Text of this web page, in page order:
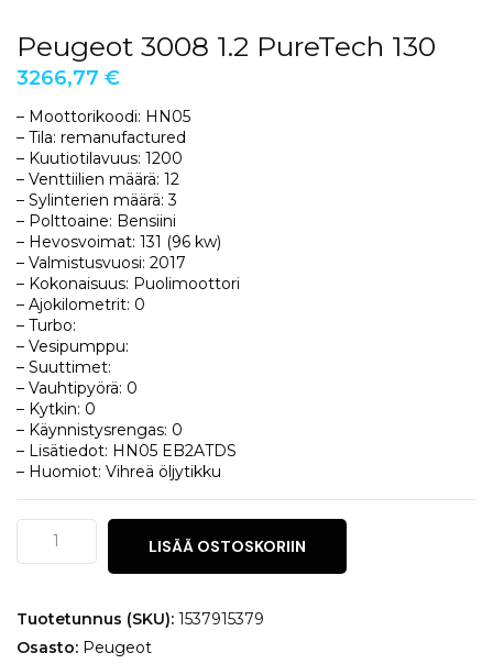
Peugeot 3008 1.2 PureTech 130
3266,77 €
– Moottorikoodi: HN05
– Tila: remanufactured
– Kuutiotilavuus: 1200
– Venttiilien määrä: 12
– Sylinterien määrä: 3
– Polttoaine: Bensiini
– Hevosvoimat: 131 (96 kw)
– Valmistusvuosi: 2017
– Kokonaisuus: Puolimoottori
– Ajokilometrit: 0
– Turbo:
– Vesipumppu:
– Suuttimet:
– Vauhtipyörä: 0
– Kytkin: 0
– Käynnistysrengas: 0
– Lisätiedot: HN05 EB2ATDS
– Huomiot: Vihreä öljytikku
Peugeot
3008
1.2
130
LISÄÄ OSTOSKORIIN
Tuotetunnus (SKU): 1537915379
Osasto: Peugeot